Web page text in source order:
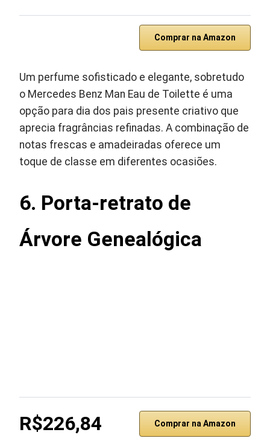
Comprar na Amazon
Um perfume sofisticado e elegante, sobretudo
o Mercedes Benz Man Eau de Toilette é uma
opção para dia dos pais presente criativo que
aprecia fragrâncias refinadas. A combinação de
notas frescas e amadeiradas oferece um
toque de classe em diferentes ocasiões.
6. Porta-retrato de
Árvore Genealógica
R$226,84 Comprar na Amazon